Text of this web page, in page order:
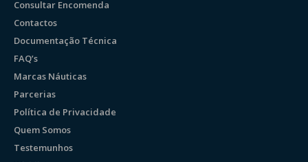
Consultar Encomenda
Contactos
Documentação Técnica
FAQ’s
Marcas Náuticas
Parcerias
Política de Privacidade
Quem Somos
Testemunhos